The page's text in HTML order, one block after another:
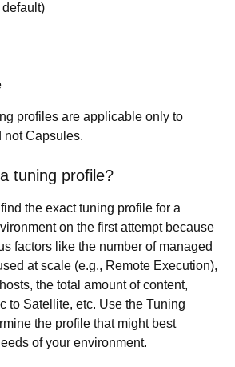
profiles are applicable only to
not Capsules.
tuning profile?
the exact tuning profile for a
on the first attempt because
factors like the number of managed
at scale (e.g., Remote Execution),
the total amount of content,
to Satellite, etc. Use the Tuning
the profile that might best
of your environment.